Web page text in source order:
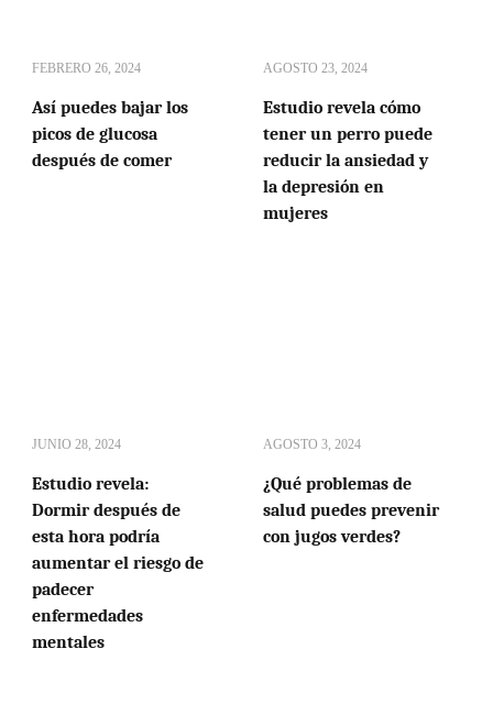
FEBRERO 26, 2024
Así puedes bajar los
picos de glucosa
después de comer
AGOSTO 23, 2024
Estudio revela cómo
tener un perro puede
reducir la ansiedad y
la depresión en
mujeres
JUNIO 28, 2024
Estudio revela:
Dormir después de
esta hora podría
aumentar el riesgo de
padecer
enfermedades
mentales
AGOSTO 3, 2024
¿Qué problemas de
salud puedes prevenir
con jugos verdes?